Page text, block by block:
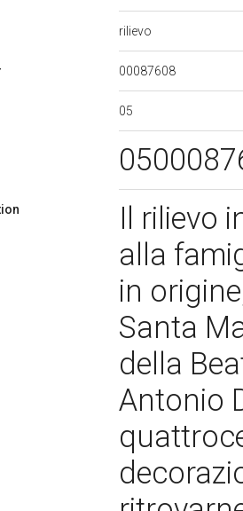
rilievo
00087608
05
Il rilievo
alla
in
Santa
della
Antonio